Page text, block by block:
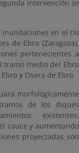
intervención se
inundaciones en el río
de Ebro (Zaragoza),
pertenecientes a
tramo medio del Ebro
y Osera de Ebro.
morfológicamente
de los diques
existentes,
cauce y aumentando
proyectadas son